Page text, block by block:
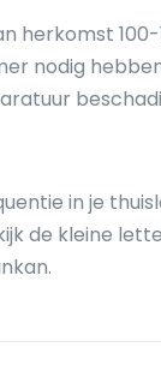
herkomst
nodig
in je
de kleine